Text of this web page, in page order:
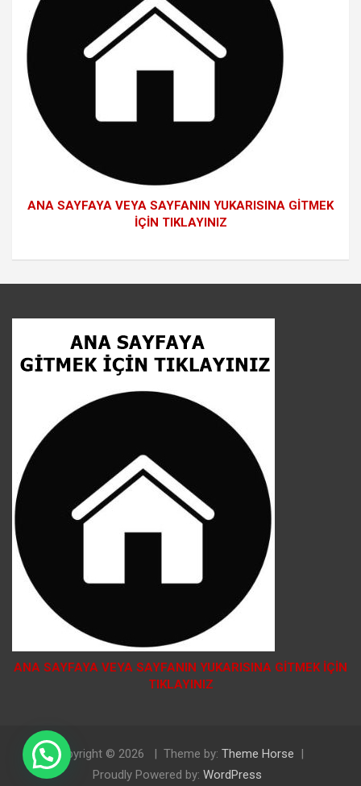
ANA SAYFAYA VEYA SAYFANIN YUKARISINA GİTMEK
İÇİN TIKLAYINIZ
ANA SAYFAYA VEYA SAYFANIN YUKARISINA GİTMEK İÇİN
TIKLAYINIZ
Copyright © 2026 Theme by: Theme Horse
Proudly Powered by: WordPress
Doğal Tosya Balı Sipariş İçin Tıklayınız